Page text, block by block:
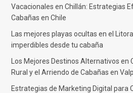
Vacacionales en Chillán: Estrategias
Cabañas en Chile
Las mejores playas ocultas en el
imperdibles desde tu cabaña
Los Mejores Destinos Alternativos en
Rural y el Arriendo de Cabañas en
Estrategias de Marketing Digital para